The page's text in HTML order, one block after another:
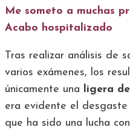
Me someto a muchas
Acabo hospitalizado
Tras realizar análisis de
varios exámenes, los
únicamente una ligera
era evidente el
que ha sido una lucha